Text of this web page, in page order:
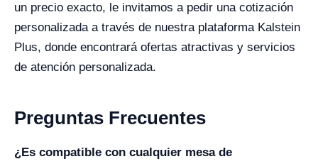
un precio exacto, le invitamos a pedir una cotización
personalizada a través de nuestra plataforma Kalstein
Plus, donde encontrará ofertas atractivas y servicios
de atención personalizada.
Preguntas Frecuentes
¿Es compatible con cualquier mesa de